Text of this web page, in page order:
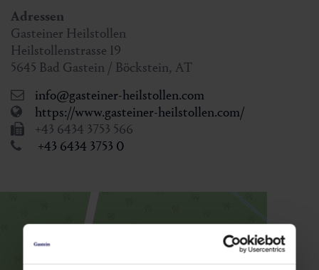
Adressen
Gasteiner Heilstollen
Heilstollenstrasse 19
5645 Bad Gastein / Böckstein, AT
info@gasteiner-heilstollen.com
https://www.gasteiner-heilstollen.com/
+43 6434 3753 566
+43 6434 3753 0